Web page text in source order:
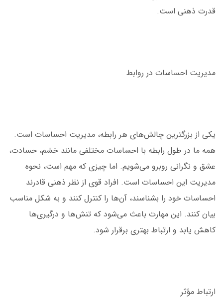
قدرت ذهنی است.
مدیریت احساسات در روابط
یکی از بزرگترین چالش‌های هر رابطه، مدیریت احساسات است.
همه ما در طول رابطه با احساسات مختلفی مانند خشم، حسادت،
عشق و نگرانی روبرو می‌شویم. اما چیزی که مهم است، نحوه
مدیریت این احساسات است. افراد قوی از نظر ذهنی قادرند
احساسات خود را بشناسند، آن‌ها را کنترل کنند و به شکل مناسب
بیان کنند. این مهارت باعث می‌شود که تنش‌ها و درگیری‌ها
کاهش یابد و ارتباط بهتری برقرار شود.
ارتباط مؤثر